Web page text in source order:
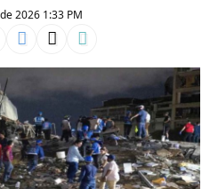
2026 1:33 PM